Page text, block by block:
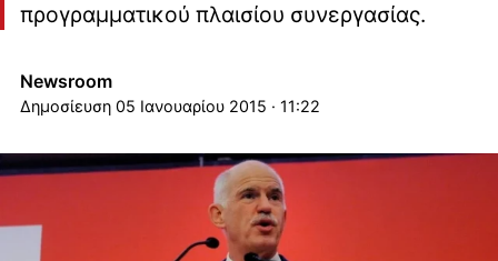
προγραμματικού πλαισίου συνεργασίας.
Newsroom
05 Ιανουαρίου 2015 · 11:22